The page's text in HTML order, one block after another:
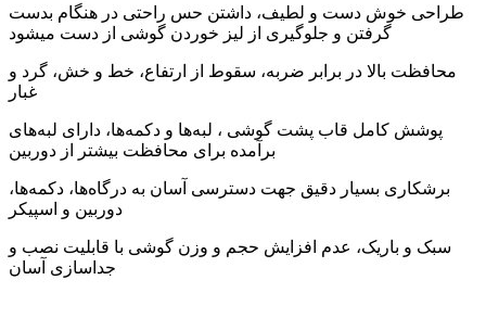
طراحی خوش دست و لطیف، داشتن حس راحتی در هنگام بدست
گرفتن و جلوگیری از لیز خوردن گوشی از دست میشود
محافظت بالا در برابر ضربه، سقوط از ارتفاع، خط و خش، گرد و
غبار
پوشش کامل قاب پشت گوشی ، لبه‌ها و دکمه‌ها، دارای لبه‌های
برآمده برای محافظت بیشتر از دوربین
برشکاری بسیار دقیق جهت دسترسی آسان به درگاه‌ها، دکمه‌ها،
دوربین و اسپیکر
سبک و باریک، عدم افزایش حجم و وزن گوشی با قابلیت نصب و
جداسازی آسان